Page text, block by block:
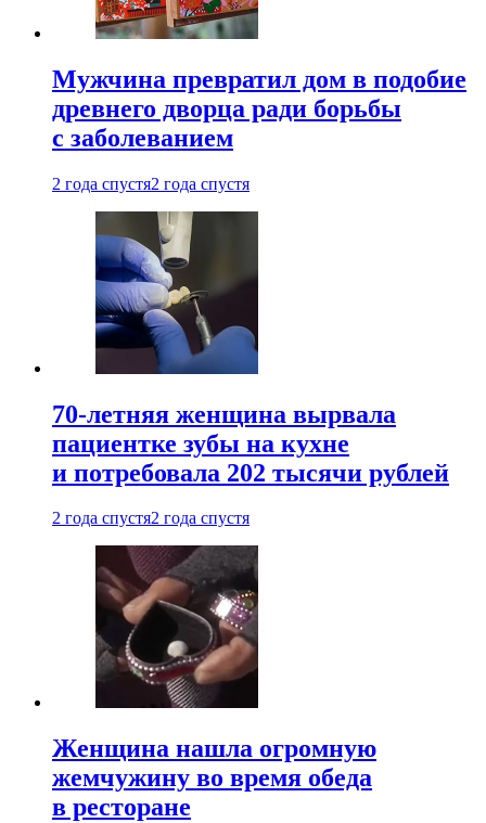
Мужчина превратил дом в подобие
древнего дворца ради борьбы
с заболеванием
2 года спустя2 года спустя
70-летняя женщина вырвала
пациентке зубы на кухне
и потребовала 202 тысячи рублей
2 года спустя2 года спустя
Женщина нашла огромную
жемчужину во время обеда
в ресторане